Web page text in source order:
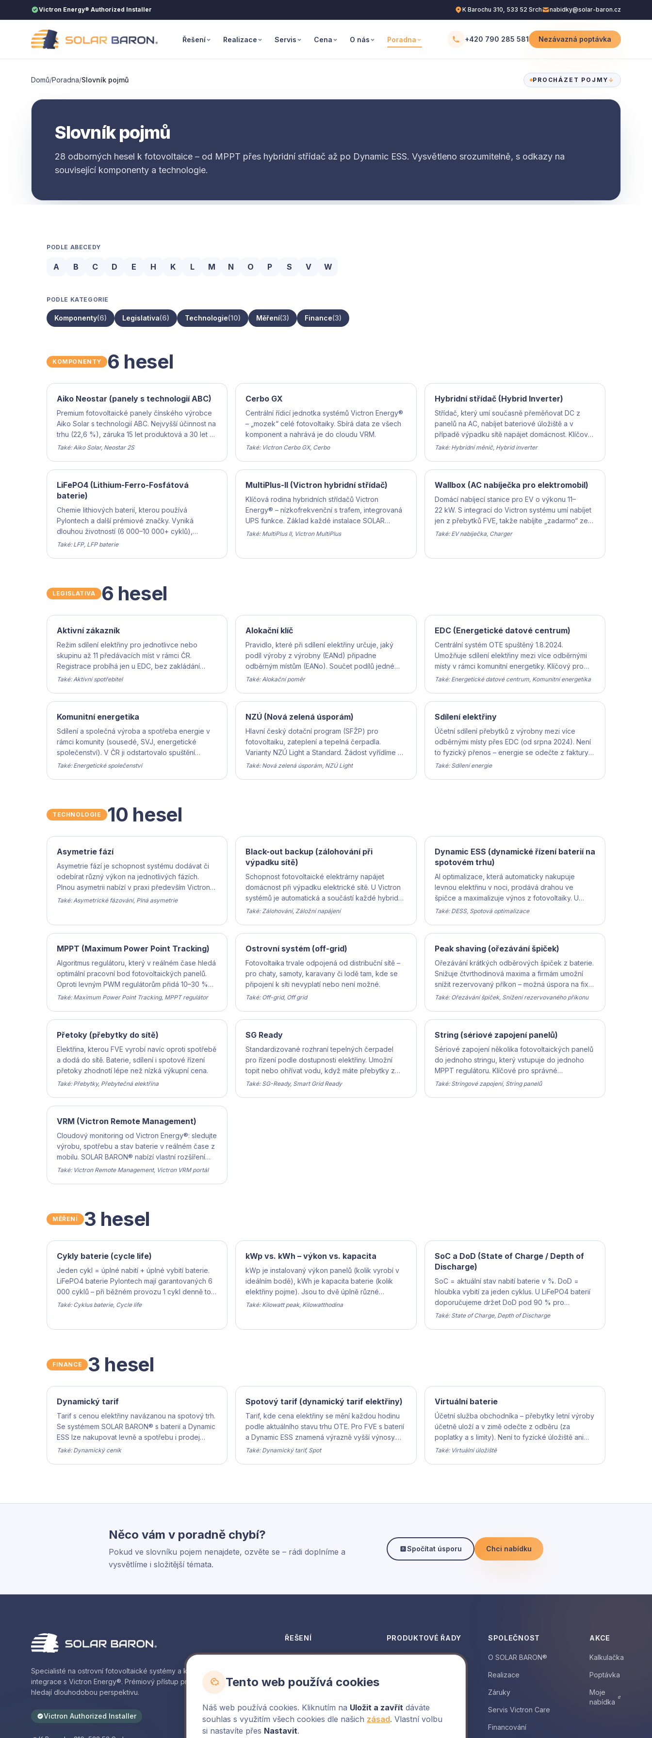
Přeskočit na obsahVictron Energy® Authorized Installer K Barochu 310, 533 52 Srch nabidky@solar-baron.cz
Řešení Realizace Servis Cena O nás Poradna +420 790 285 581 Nezávazná poptávka
Domů/Poradna/Slovník pojmů PROCHÁZET POJMY ↓
Slovník pojmů
28 odborných hesel k fotovoltaice – od MPPT přes hybridní střídač až po Dynamic ESS. Vysvětleno srozumitelně, s odkazy na
související komponenty a technologie.
PODLE ABECEDY
A B C D E H K L M N O P S V W
PODLE KATEGORIE
Komponenty(6) Legislativa(6) Technologie(10) Měření(3) Finance(3)
KOMPONENTY 6 hesel
Aiko Neostar (panely s technologií ABC)
Premium fotovoltaické panely čínského výrobce
Aiko Solar s technologií ABC. Nejvyšší účinnost na
trhu (22,6 %), záruka 15 let produktová a 30 let na
pokles výkonu. Primární volba SOLAR BARON®.
Také: Aiko Solar, Neostar 2S
Cerbo GX
Centrální řídicí jednotka systémů Victron Energy®
– „mozek“ celé fotovoltaiky. Sbírá data ze všech
komponent a nahrává je do cloudu VRM.
Také: Victron Cerbo GX, Cerbo
Hybridní střídač (Hybrid Inverter)
Střídač, který umí současně přeměňovat DC z
panelů na AC, nabíjet bateriové úložiště a v
případě výpadku sítě napájet domácnost. Klíčová
komponenta každé moderní FVE s baterií.
Také: Hybridní měnič, Hybrid inverter
LiFePO4 (Lithium-Ferro-Fosfátová
baterie)
Chemie lithiových baterií, kterou používá
Pylontech a další prémiové značky. Vyniká
dlouhou životností (6 000–10 000+ cyklů),
bezpečností (nehoří) a stabilitou v teplotách.
Také: LFP, LFP baterie
MultiPlus-II (Victron hybridní střídač)
Klíčová rodina hybridních střídačů Victron
Energy® – nízkofrekvenční s trafem, integrovaná
UPS funkce. Základ každé instalace SOLAR
BARON®.
Také: MultiPlus II, Victron MultiPlus
Wallbox (AC nabíječka pro elektromobil)
Domácí nabíjecí stanice pro EV o výkonu 11–
22 kW. S integrací do Victron systému umí nabíjet
jen z přebytků FVE, takže nabíjíte „zadarmo“ ze
slunce.
Také: EV nabíječka, Charger
LEGISLATIVA 6 hesel
Aktivní zákazník
Režim sdílení elektřiny pro jednotlivce nebo
skupinu až 11 předávacích míst v rámci ČR.
Registrace probíhá jen u EDC, bez zakládání
právnické osoby.
Také: Aktivní spotřebitel
Alokační klíč
Pravidlo, které při sdílení elektřiny určuje, jaký
podíl výroby z výrobny (EANd) připadne
odběrným místům (EANo). Součet podílů jedné
výrobny nesmí přesáhnout 100 %.
Také: Alokační poměr
EDC (Energetické datové centrum)
Centrální systém OTE spuštěný 1.8.2024.
Umožňuje sdílení elektřiny mezi více odběrnými
místy v rámci komunitní energetiky. Klíčový pro
plnou výši dotace NZÚ od 2025 do 2026.
Také: Energetické datové centrum, Komunitní energetika
Komunitní energetika
Sdílení a společná výroba a spotřeba energie v
rámci komunity (sousedé, SVJ, energetické
společenství). V ČR ji odstartovalo spuštění
Elektroenergetického datového centra (EDC) v
Také: Energetické společenství
NZÚ (Nová zelená úsporám)
Hlavní český dotační program (SFŽP) pro
fotovoltaiku, zateplení a tepelná čerpadla.
Varianty NZÚ Light a Standard. Žádost vyřídíme za
vás.
Také: Nová zelená úsporám, NZÚ Light
Sdílení elektřiny
Účetní sdílení přebytků z výrobny mezi více
odběrnými místy přes EDC (od srpna 2024). Není
to fyzický přenos – energie se odečte z faktury
jiného místa ve stejné čtvrthodině.
Také: Sdílení energie
TECHNOLOGIE 10 hesel
Asymetrie fází
Asymetrie fází je schopnost systému dodávat či
odebírat různý výkon na jednotlivých fázích.
Plnou asymetrii nabízí v praxi především Victron
Energy® – klíčové pro zálohu i úspory.
Také: Asymetrické fázování, Plná asymetrie
Black-out backup (zálohování při
výpadku sítě)
Schopnost fotovoltaické elektrárny napájet
domácnost při výpadku elektrické sítě. U Victron
systémů je automatická a součástí každé hybridní
instalace – vy se o nic nestaráte.
Také: Zálohování, Záložní napájení
Dynamic ESS (dynamické řízení baterií na
spotovém trhu)
AI optimalizace, která automaticky nakupuje
levnou elektřinu v noci, prodává drahou ve
špičce a maximalizuje výnos z fotovoltaiky. U
rodinných domů orientačně +5 000 až +15 000 Kč
Také: DESS, Spotová optimalizace
MPPT (Maximum Power Point Tracking)
Algoritmus regulátoru, který v reálném čase hledá
optimální pracovní bod fotovoltaických panelů.
Oproti levným PWM regulátorům přidá 10–30 %
ročního výnosu.
Také: Maximum Power Point Tracking, MPPT regulátor
Ostrovní systém (off-grid)
Fotovoltaika trvale odpojená od distribuční sítě –
pro chaty, samoty, karavany či lodě tam, kde se
připojení k síti nevyplatí nebo není možné.
Také: Off-grid, Off grid
Peak shaving (ořezávání špiček)
Ořezávání krátkých odběrových špiček z baterie.
Snižuje čtvrthodinová maxima a firmám umožní
snížit rezervovaný příkon – možná úspora na fixní
složce faktury.
Také: Ořezávání špiček, Snížení rezervovaného příkonu
Přetoky (přebytky do sítě)
Elektřina, kterou FVE vyrobí navíc oproti spotřebě
a dodá do sítě. Baterie, sdílení i spotové řízení
přetoky zhodnotí lépe než nízká výkupní cena.
Také: Přebytky, Přebytečná elektřina
SG Ready
Standardizované rozhraní tepelných čerpadel
pro řízení podle dostupnosti elektřiny. Umožní
topit nebo ohřívat vodu, když máte přebytky z
FVE nebo levnou elektřinu na spotu.
Také: SG-Ready, Smart Grid Ready
String (sériové zapojení panelů)
Sériové zapojení několika fotovoltaických panelů
do jednoho stringu, který vstupuje do jednoho
MPPT regulátoru. Klíčové pro správné
dimenzování systému a maximalizaci výnosu.
Také: Stringové zapojení, String panelů
VRM (Victron Remote Management)
Cloudový monitoring od Victron Energy®: sledujte
výrobu, spotřebu a stav baterie v reálném čase z
mobilu. SOLAR BARON® nabízí vlastní rozšíření
nad VRM API.
Také: Victron Remote Management, Victron VRM portál
MĚŘENÍ 3 hesel
Cykly baterie (cycle life)
Jeden cykl = úplné nabití + úplné vybití baterie.
LiFePO4 baterie Pylontech mají garantovaných 6
000 cyklů – při běžném provozu 1 cykl denně to
je 15–25 let života.
Také: Cyklus baterie, Cycle life
kWp vs. kWh – výkon vs. kapacita
kWp je instalovaný výkon panelů (kolik vyrobí v
ideálním bodě), kWh je kapacita baterie (kolik
elektřiny pojme). Jsou to dvě úplně různé
jednotky, často zaměňované laiky.
Také: Kilowatt peak, Kilowatthodina
SoC a DoD (State of Charge / Depth of
Discharge)
SoC = aktuální stav nabití baterie v %. DoD =
hloubka vybití za jeden cyklus. U LiFePO4 baterií
doporučujeme držet DoD pod 90 % pro
maximální životnost.
Také: State of Charge, Depth of Discharge
FINANCE 3 hesel
Dynamický tarif
Tarif s cenou elektřiny navázanou na spotový trh.
Se systémem SOLAR BARON® s baterií a Dynamic
ESS lze nakupovat levně a spotřebu i prodej
přesouvat do výhodných časů.
Také: Dynamický ceník
Spotový tarif (dynamický tarif elektřiny)
Tarif, kde cena elektřiny se mění každou hodinu
podle aktuálního stavu trhu OTE. Pro FVE s baterií
a Dynamic ESS znamená výrazně vyšší výnosy.
Pro běžnou domácnost bez chytrého řízení velké
Také: Dynamický tarif, Spot
Virtuální baterie
Účetní služba obchodníka – přebytky letní výroby
účetně uloží a v zimě odečte z odběru (za
poplatky a s limity). Není to fyzické úložiště ani
záloha při výpadku.
Také: Virtuální úložiště
Něco vám v poradně chybí?
Pokud ve slovníku pojem nenajdete, ozvěte se – rádi doplníme a
vysvětlíme i složitější témata.
Spočítat úsporu Chci nabídku
Specialisté na ostrovní fotovoltaické systémy a komplexní
integrace s Victron Energy®. Prémiový přístup pro klienty, kteří
hledají dlouhodobou perspektivu.
Victron Authorized Installer
ŘEŠENÍ
Ostrovní systémy
FVE pro firmy
Sdílení elektřiny
PRODUKTOVÉ ŘADY
miniBaron
Victron Energy®
SPOLEČNOST
O SOLAR BARON®
Realizace
Záruky
Servis Victron Care
Financování
AKCE
Kalkulačka
Poptávka
Moje
nabídka
Tento web používá cookies
Náš web používá cookies. Kliknutím na Uložit a zavřít dáváte
souhlas s využitím všech cookies dle našich zásad. Vlastní volbu
si nastavíte přes Nastavit.